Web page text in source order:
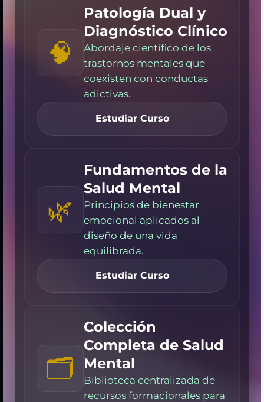
🧠
Patología Dual y
Diagnóstico Clínico
Abordaje científico de los
trastornos mentales que
coexisten con conductas
adictivas.
Estudiar Curso
🌿
Fundamentos de la
Salud Mental
Principios de bienestar
emocional aplicados al
diseño de una vida
equilibrada.
Estudiar Curso
🗂️
Colección
Completa de Salud
Mental
Biblioteca centralizada de
recursos formacionales para